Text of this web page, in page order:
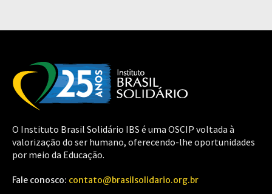
O Instituto Brasil Solidário IBS é uma OSCIP voltada à
valorização do ser humano, oferecendo-lhe oportunidades
por meio da Educação.
Fale conosco: contato@brasilsolidario.org.br